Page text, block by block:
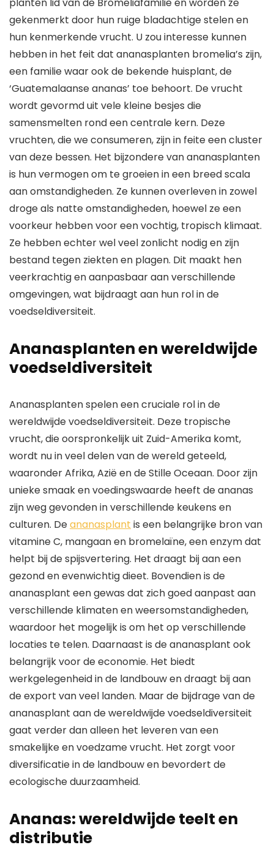
planten lid van de Bromeliafamilie en worden ze
gekenmerkt door hun ruige bladachtige stelen en
hun kenmerkende vrucht. U zou interesse kunnen
hebben in het feit dat ananasplanten bromelia’s zijn,
een familie waar ook de bekende huisplant, de
‘Guatemalaanse ananas’ toe behoort. De vrucht
wordt gevormd uit vele kleine besjes die
samensmelten rond een centrale kern. Deze
vruchten, die we consumeren, zijn in feite een cluster
van deze bessen. Het bijzondere van ananasplanten
is hun vermogen om te groeien in een breed scala
aan omstandigheden. Ze kunnen overleven in zowel
droge als natte omstandigheden, hoewel ze een
voorkeur hebben voor een vochtig, tropisch klimaat.
Ze hebben echter wel veel zonlicht nodig en zijn
bestand tegen ziekten en plagen. Dit maakt hen
veerkrachtig en aanpasbaar aan verschillende
omgevingen, wat bijdraagt aan hun rol in de
voedseldiversiteit.
Ananasplanten en wereldwijde
voedseldiversiteit
Ananasplanten spelen een cruciale rol in de
wereldwijde voedseldiversiteit. Deze tropische
vrucht, die oorspronkelijk uit Zuid-Amerika komt,
wordt nu in veel delen van de wereld geteeld,
waaronder Afrika, Azië en de Stille Oceaan. Door zijn
unieke smaak en voedingswaarde heeft de ananas
zijn weg gevonden in verschillende keukens en
culturen. Deananasplant is een belangrijke bron van
vitamine C, mangaan en bromelaïne, een enzym dat
helpt bij de spijsvertering. Het draagt bij aan een
gezond en evenwichtig dieet. Bovendien is de
ananasplant een gewas dat zich goed aanpast aan
verschillende klimaten en weersomstandigheden,
waardoor het mogelijk is om het op verschillende
locaties te telen. Daarnaast is de ananasplant ook
belangrijk voor de economie. Het biedt
werkgelegenheid in de landbouw en draagt bij aan
de export van veel landen. Maar de bijdrage van de
ananasplant aan de wereldwijde voedseldiversiteit
gaat verder dan alleen het leveren van een
smakelijke en voedzame vrucht. Het zorgt voor
diversificatie in de landbouw en bevordert de
ecologische duurzaamheid.
Ananas: wereldwijde teelt en
distributie